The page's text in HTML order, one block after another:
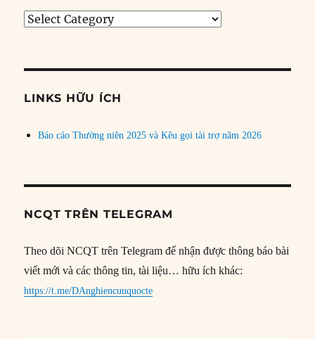
Tìm
đề
LINKS HỮU ÍCH
Báo cáo Thường niên 2025 và Kêu gọi tài trợ năm 2026
NCQT TRÊN TELEGRAM
Theo dõi NCQT trên Telegram để nhận được thông báo bài
viết mới và các thông tin, tài liệu… hữu ích khác:
https://t.me/DAnghiencuuquocte